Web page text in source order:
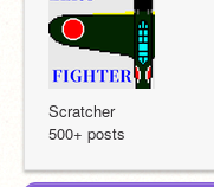
Scratcher
500+ posts